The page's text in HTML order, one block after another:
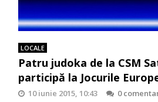
LOCALE
Patru judoka de la CSM
participă la Jocurile
10 iunie 2015, 10:43
0